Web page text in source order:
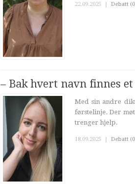
22.09.2025 | Debatt
– Bak hvert navn finnes et
Med sin andre
førstelinje. Der
trenger hjelp.
18.09.2025 Debatt